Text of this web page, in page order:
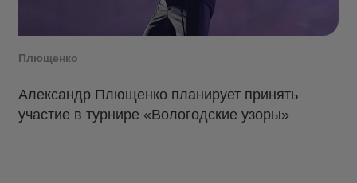
Плющенко
Александр Плющенко планирует принять
участие в турнире «Вологодские узоры»